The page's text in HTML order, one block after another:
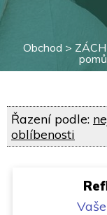
Obchod >
Řazení podle:
oblíbenosti